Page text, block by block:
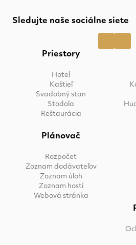
Sledujte naše sociálne siete
Priestory
Hotel
Kaštieľ
Svadobný stan
Stodola
Reštaurácia
Plánovač
Rozpočet
Zoznam dodávateľov
Zoznam úloh
Zoznam hostí
Webová stránka